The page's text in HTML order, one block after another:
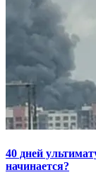
40 дней
начинается?